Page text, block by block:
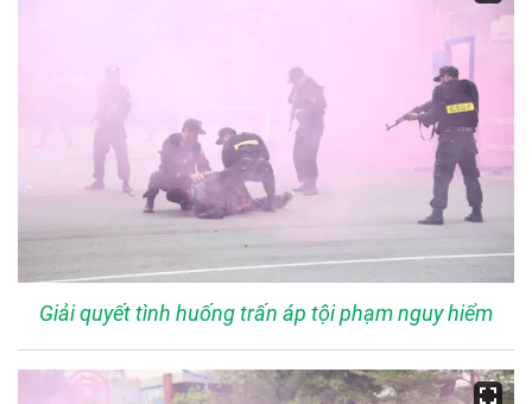
Giải quyết tình huống trấn áp tội phạm nguy hiểm